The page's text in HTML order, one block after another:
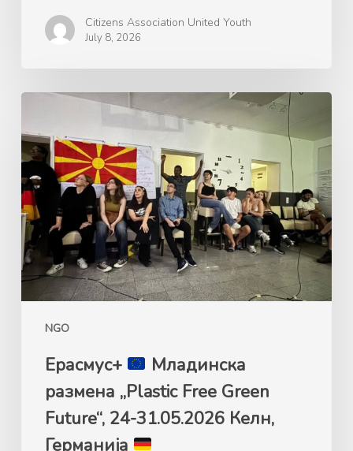
Citizens Association United Youth
July 8, 2026
NGO
Ерасмус+
Mладинска
размена
„Plastic
Free
Green
Future“,
24-
31.05.2026
Германија
Ерасмус+
Mладинска
размена „Plastic Free Green
Future“, 24-31.05.2026 Келн,
Германија